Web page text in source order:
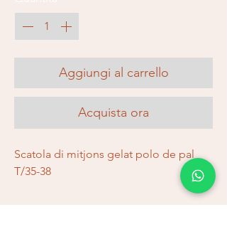
Aggiungi al carrello
Acquista ora
Scatola di mitjons gelat polo de pal
T/35-38